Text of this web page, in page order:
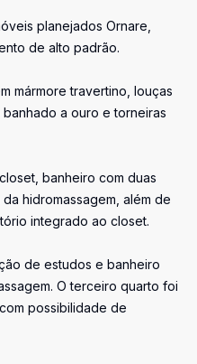
planejados Ornare,
de alto padrão.
mármore travertino, louças
a ouro e torneiras
banheiro com duas
hidromassagem, além de
integrado ao closet.
de estudos e banheiro
O terceiro quarto foi
possibilidade de